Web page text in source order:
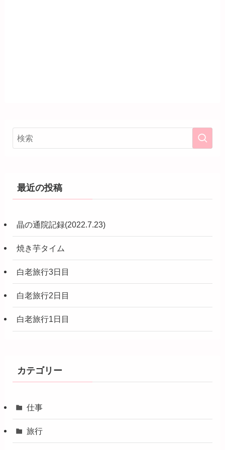
最近の投稿
晶の通院記録(2022.7.23)
焼き芋タイム
白老旅行3日目
白老旅行2日目
白老旅行1日目
カテゴリー
仕事
旅行